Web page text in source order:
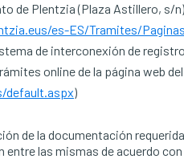
de Plentzia (Plaza Astillero, s/
es-ES/Tramites/
de interconexión de
online de la página web
default.aspx)
de la documentación
las mismas de acuerdo